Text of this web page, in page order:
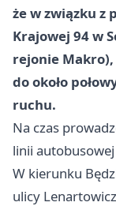
że w związku z
Krajowej 94 w
rejonie Makro),
do około
ruchu.
Na czas
linii
W kierunku
ulicy